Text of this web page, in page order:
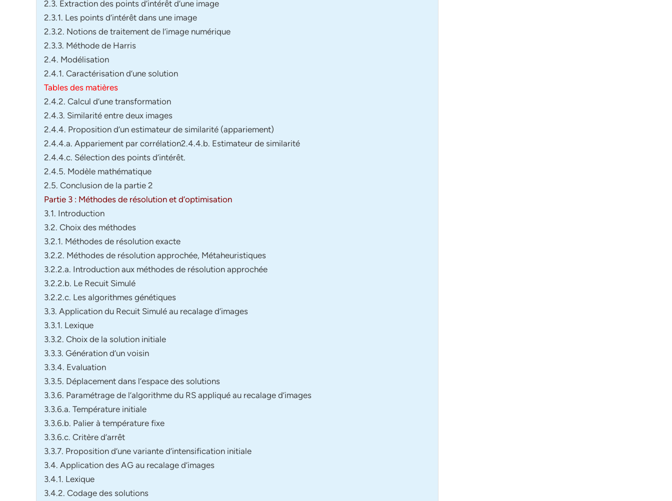
2.3. Extraction des points d’intérêt d’une image
2.3.1. Les points d’intérêt dans une image
2.3.2. Notions de traitement de l’image numérique
2.3.3. Méthode de Harris
2.4. Modélisation
2.4.1. Caractérisation d’une solution
Tables des matières
2.4.2. Calcul d’une transformation
2.4.3. Similarité entre deux images
2.4.4. Proposition d’un estimateur de similarité (appariement)
2.4.4.a. Appariement par corrélation2.4.4.b. Estimateur de similarité
2.4.4.c. Sélection des points d’intérêt.
2.4.5. Modèle mathématique
2.5. Conclusion de la partie 2
Partie 3 : Méthodes de résolution et d’optimisation
3.1. Introduction
3.2. Choix des méthodes
3.2.1. Méthodes de résolution exacte
3.2.2. Méthodes de résolution approchée, Métaheuristiques
3.2.2.a. Introduction aux méthodes de résolution approchée
3.2.2.b. Le Recuit Simulé
3.2.2.c. Les algorithmes génétiques
3.3. Application du Recuit Simulé au recalage d’images
3.3.1. Lexique
3.3.2. Choix de la solution initiale
3.3.3. Génération d’un voisin
3.3.4. Evaluation
3.3.5. Déplacement dans l’espace des solutions
3.3.6. Paramétrage de l’algorithme du RS appliqué au recalage d’images
3.3.6.a. Température initiale
3.3.6.b. Palier à température fixe
3.3.6.c. Critère d’arrêt
3.3.7. Proposition d’une variante d’intensification initiale
3.4. Application des AG au recalage d’images
3.4.1. Lexique
3.4.2. Codage des solutions